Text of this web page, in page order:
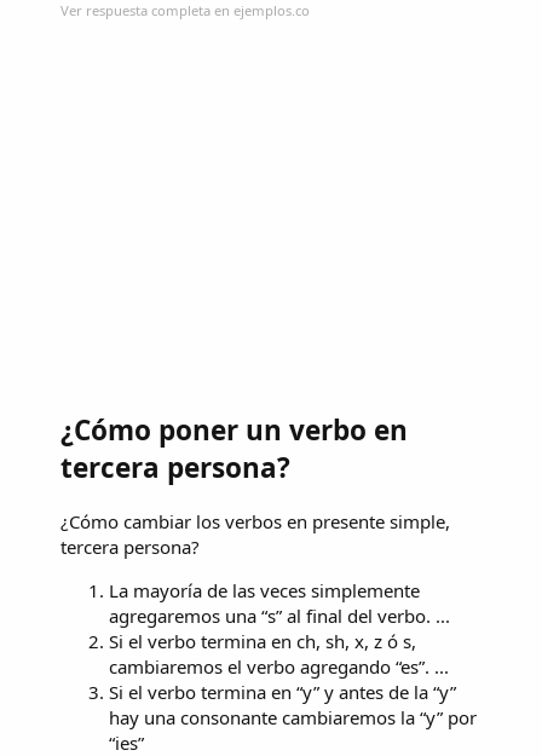
Ver respuesta completa en ejemplos.co
¿Cómo poner un verbo en
tercera persona?
¿Cómo cambiar los verbos en presente simple,
tercera persona?
La mayoría de las veces simplemente
agregaremos una “s” al final del verbo. ...
Si el verbo termina en ch, sh, x, z ó s,
cambiaremos el verbo agregando “es”. ...
Si el verbo termina en “y” y antes de la “y”
hay una consonante cambiaremos la “y” por
“ies”